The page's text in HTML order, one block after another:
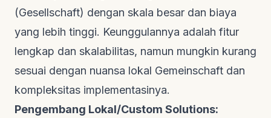
(Gesellschaft) dengan skala besar dan biaya
yang lebih tinggi. Keunggulannya adalah fitur
lengkap dan skalabilitas, namun mungkin kurang
sesuai dengan nuansa lokal Gemeinschaft dan
kompleksitas implementasinya.
Pengembang Lokal/Custom Solutions: